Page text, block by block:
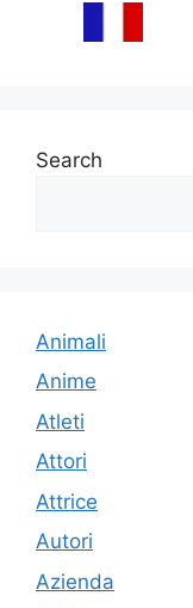
Search
Animali
Anime
Atleti
Attori
Attrice
Autori
Azienda